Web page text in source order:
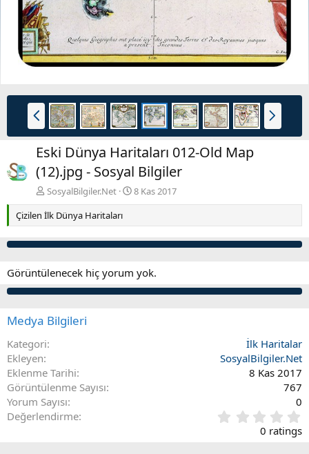
i
Ö
n
c
e
k
i
S
o
n
Eski Dünya Haritaları 012-Old Map
(12).jpg - Sosyal Bilgiler
SosyalBilgiler.Net
8 Kas 2017
Çizilen İlk Dünya Haritaları
Görüntülenecek hiç yorum yok.
Medya Bilgileri
Kategori
İlk Haritalar
Ekleyen
SosyalBilgiler.Net
Eklenme Tarihi
8 Kas 2017
Görüntülenme Sayısı
767
Yorum Sayısı
0
Değerlendirme
.
0 ratings